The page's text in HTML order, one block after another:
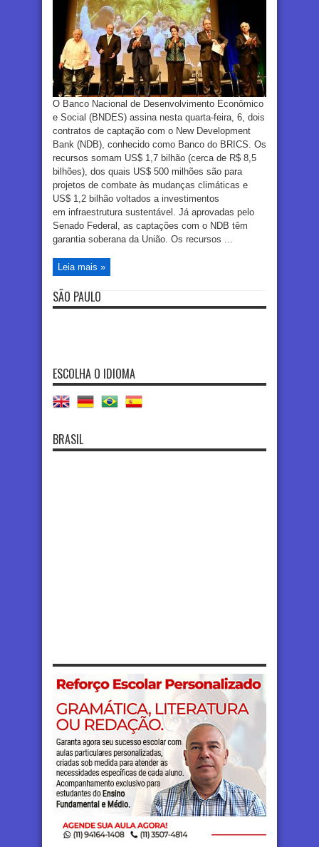
O Banco Nacional de Desenvolvimento Econômico
e Social (BNDES) assina nesta quarta-feira, 6, dois
contratos de captação com o New Development
Bank (NDB), conhecido como Banco do BRICS. Os
recursos somam US$ 1,7 bilhão (cerca de R$ 8,5
bilhões), dos quais US$ 500 milhões são para
projetos de combate às mudanças climáticas e
US$ 1,2 bilhão voltados a investimentos
em infraestrutura sustentável. Já aprovadas pelo
Senado Federal, as captações com o NDB têm
garantia soberana da União. Os recursos ...
Leia mais »
SÃO PAULO
ESCOLHA O IDIOMA
BRASIL